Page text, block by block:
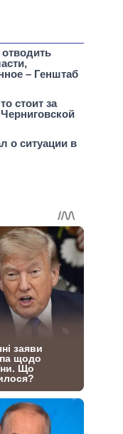
– Генштаб
стоит за
о ситуации в